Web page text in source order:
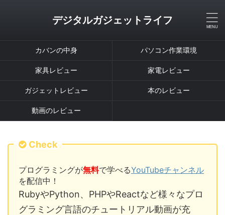
デジタルガジェットライフ
カバンの中身 パソコン作業環境
家具レビュー 家電レビュー
ガジェットレビュー 本のレビュー
動画のレビュー
Check
プログラミングが無料で学べるYouTubeチャンネル
を配信中！
RubyやPython、PHPやReactなど様々なプロ
グラミング言語のチュートリアル動画が充